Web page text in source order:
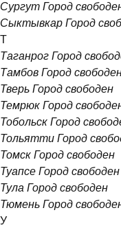
Сургут Город
Сыктывкар Город
Т
Таганрог Город
Тамбов Город
Тверь Город свободен
Темрюк Город
Тобольск Город
Тольятти Город
Томск Город свободен
Туапсе Город свободен
Тула Город свободен
Тюмень Город
У